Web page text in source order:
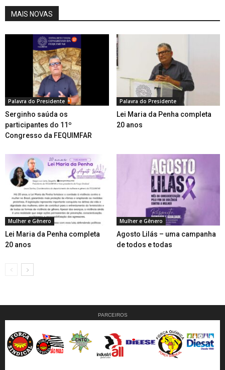
MAIS NOVAS
Palavra do Presidente
Serginho saúda os
participantes do 11º
Congresso da FEQUIMFAR
Palavra do Presidente
Lei Maria da Penha completa
20 anos
Mulher e Gênero
Lei Maria da Penha completa
20 anos
Mulher e Gênero
Agosto Lilás – uma campanha
de todos e todas
PARCEIROS